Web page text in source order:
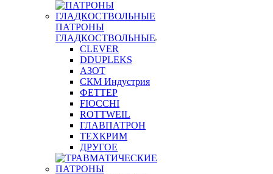
ПАТРОНЫ
ГЛАДКОСТВОЛЬНЫЕ
CLEVER
DDUPLEKS
АЗОТ
СКМ Индустрия
ФЕТТЕР
FIOCCHI
ROTTWEIL
ГЛАВПАТРОН
ТЕХКРИМ
ДРУГОЕ